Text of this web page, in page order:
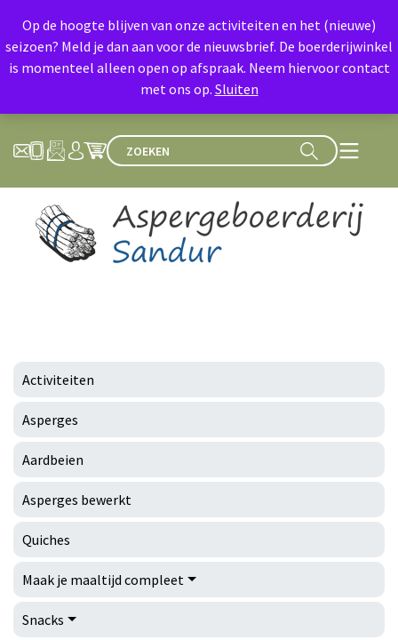
Activiteiten
Asperges
Aardbeien
Asperges bewerkt
Quiches
Maak je maaltijd compleet
Snacks
Op de hoogte blijven van onze activiteiten en het (nieuwe)
seizoen? Meld je dan aan voor de nieuwsbrief. De boerderijwinkel
is momenteel alleen open op afspraak. Neem hiervoor contact
met ons op. Sluiten